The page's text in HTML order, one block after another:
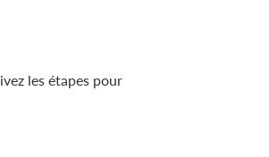
les étapes pour